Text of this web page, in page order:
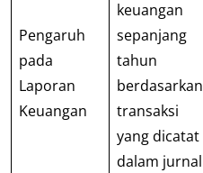
Pengaruh
pada
Laporan
Keuangan
keuangan
sepanjang
tahun
berdasarkan
transaksi
yang dicatat
dalam jurnal